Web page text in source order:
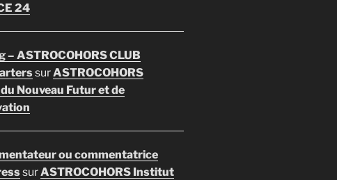
24
– ASTROCOHORS CLUB
surASTROCOHORS
Nouveau Futur et de
ou commentatrice
surASTROCOHORS Institut